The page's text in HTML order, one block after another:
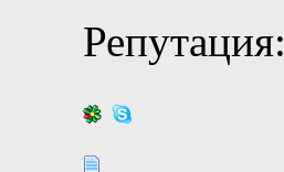
Репутация: